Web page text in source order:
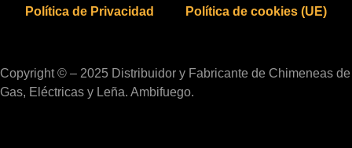
Política de Privacidad Política de cookies (UE)
Copyright © – 2025 Distribuidor y Fabricante de Chimeneas de
Gas, Eléctricas y Leña. Ambifuego.